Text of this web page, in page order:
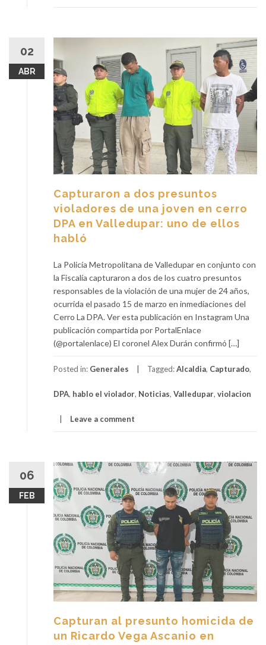
02
ABR
Capturaron a dos presuntos
violadores de una joven en cerro
DPA en Valledupar: uno de ellos
habló
La Policía Metropolitana de Valledupar en conjunto con
la Fiscalía capturaron a dos de los cuatro presuntos
responsables de la violación de una mujer de 24 años,
ocurrida el pasado 15 de marzo en inmediaciones del
Cerro La DPA. Ver esta publicación en Instagram Una
publicación compartida por PortalEnlace
(@portalenlace) El coronel Alex Durán confirmó […]
Posted in: Generales Tagged:Alcaldia, Capturado,
DPA, hablo el violador, Noticias, Valledupar, violacion
Leave a comment
06
FEB
Capturan al presunto homicida de
un Ricardo Vega Ascanio en